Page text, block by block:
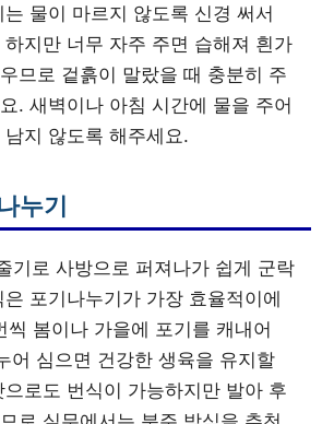
물이 마르지 않도록 신경 써서
지만 너무 자주 주면 습해져 흰가
므로 겉흙이 말랐을 때 충분히 주
. 새벽이나 아침 시간에 물을 주어
지 않도록 해주세요.
누기
기로 사방으로 퍼져나가 쉽게 군락
포기나누기가 가장 효율적이에
봄이나 가을에 포기를 캐내어
어 심으면 건강한 생육을 유지할
로도 번식이 가능하지만 발아 후